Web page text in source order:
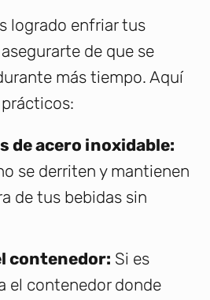
logrado enfriar tus
de que se
más tiempo. Aquí
de acero inoxidable:
se derriten y mantienen
de tus bebidas sin
contenedor: Si es
el contenedor donde